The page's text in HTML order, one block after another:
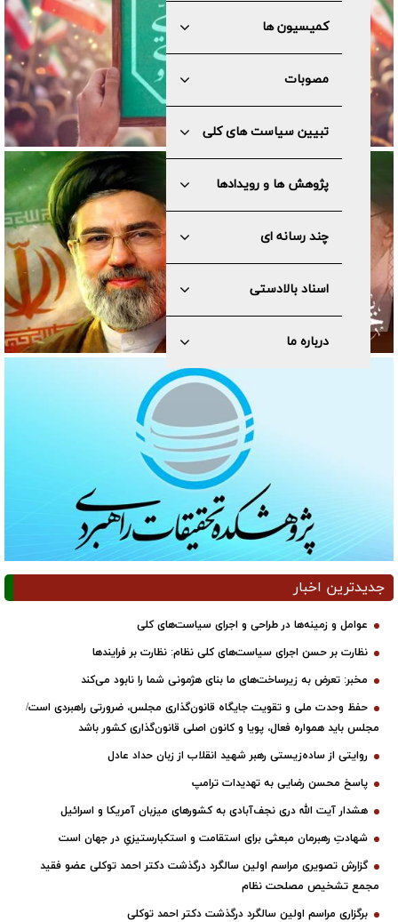
کمیسیون ها
مصوبات
تبیین سیاست های کلی
پژوهش ها و رویدادها
چند رسانه ای
اسناد بالادستی
درباره ما
جدیدترین اخبار
عوامل و زمینه‌ها در طراحی و اجرای سیاست‌های کلی
نظارت بر حسن اجرای سیاست‌های کلی نظام: نظارت بر فرایندها
مخبر: تعرض به زیرساخت‌های ما بنای هژمونی شما را نابود می‌کند
حفظ وحدت ملی و تقویت جایگاه قانون‌گذاری مجلس، ضرورتی راهبردی است/
مجلس باید همواره فعال، پویا و کانون اصلی قانون‌گذاری کشور باشد
روایتی از ساده‌زیستی رهبر شهید انقلاب از زبان حداد عادل
پاسخ محسن رضایی به تهدیدات ترامپ
هشدار آیت الله دری نجف‌آبادی به کشورهای میزبان آمریکا و اسرائیل
شهادتِ رهبرمان مبعثی برای استقامت و استکبارستیزیِ در جهان است
گزارش تصویری مراسم اولین سالگرد درگذشت دکتر احمد توکلی عضو فقید
مجمع تشخیص مصلحت نظام
برگزاری مراسم اولین سالگرد درگذشت دکتر احمد توکلی